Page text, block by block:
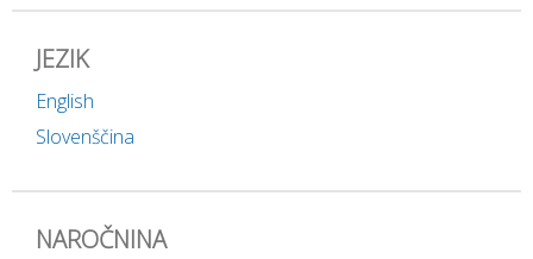
JEZIK
English
Slovenščina
NAROČNINA